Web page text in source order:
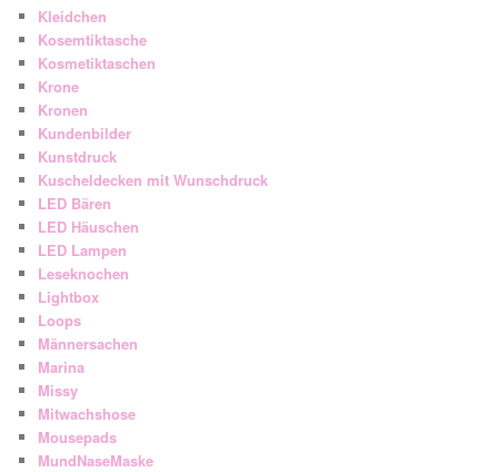
Kleidchen
Kosemtiktasche
Kosmetiktaschen
Krone
Kronen
Kundenbilder
Kunstdruck
Kuscheldecken mit Wunschdruck
LED Bären
LED Häuschen
LED Lampen
Leseknochen
Lightbox
Loops
Männersachen
Marina
Missy
Mitwachshose
Mousepads
MundNaseMaske